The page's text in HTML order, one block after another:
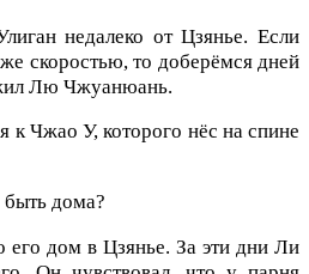
недалеко от Цзянье. Если
скоростью, то доберёмся дней
Лю Чжуанюань.
к Чжао У, которого нёс на спине
дома?
его дом в Цзянье. За эти дни Ли